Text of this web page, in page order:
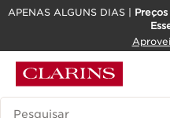
SALTAR PARA O
APENAS ALGUNS DIAS |
Pesquisar Legenda